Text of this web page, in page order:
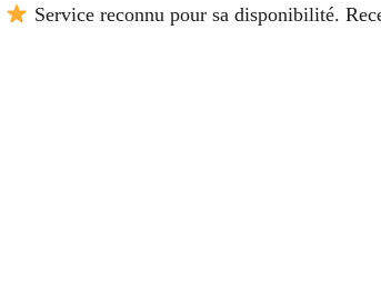
Service reconnu pour sa disponibilité.